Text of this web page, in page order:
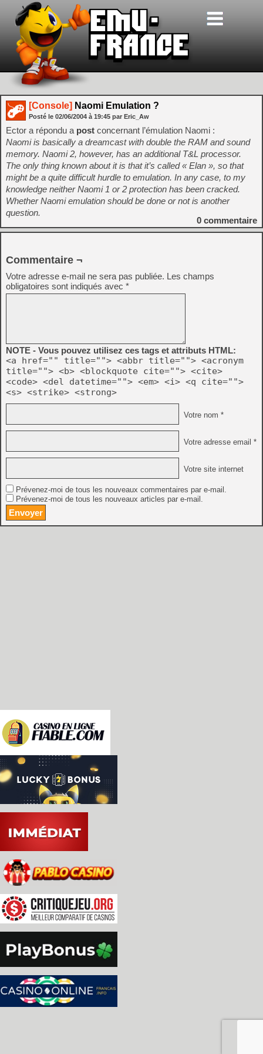
[Console] Naomi Emulation ?
Posté le 02/06/2004 à 19:45 par Eric_Aw
Ector a répondu a post concernant l’émulation Naomi :
Naomi is basically a dreamcast with double the RAM and sound
memory. Naomi 2, however, has an additional T&L processor.
The only thing known about it is that it’s called « Elan », so that
might be a quite difficult hurdle to emulation. In any case, to my
knowledge neither Naomi 1 or 2 protection has been cracked.
Whether Naomi emulation should be done or not is another
question.
0 commentaire
Commentaire ¬
Votre adresse e-mail ne sera pas publiée. Les champs
obligatoires sont indiqués avec *
NOTE - Vous pouvez utilisez ces tags et attributs HTML:
<a href="" title=""> <abbr title=""> <acronym
title=""> <b> <blockquote cite=""> <cite>
<code> <del datetime=""> <em> <i> <q cite="">
<s> <strike> <strong>
Votre nom *
Votre adresse email *
Votre site internet
Prévenez-moi de tous les nouveaux commentaires par e-mail.
Prévenez-moi de tous les nouveaux articles par e-mail.